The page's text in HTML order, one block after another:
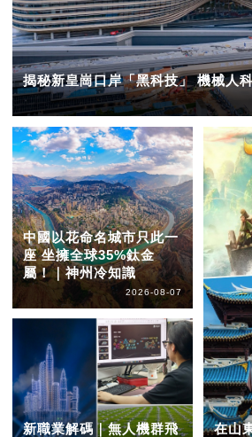
揭秘新皇崗口岸「黑科技」 機械人
中國以花命名城市只此一
座 坐擁全球35%鈦金
屬！｜神州冷知識
2026-08-07
新職業解碼｜無人機群飛
在山